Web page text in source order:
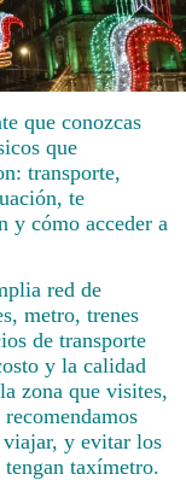
que conozcas
que
transporte,
te
y cómo acceder a
red de
metro, trenes
de transporte
y la calidad
zona que visites,
viajar, y evitar los
taxímetro.